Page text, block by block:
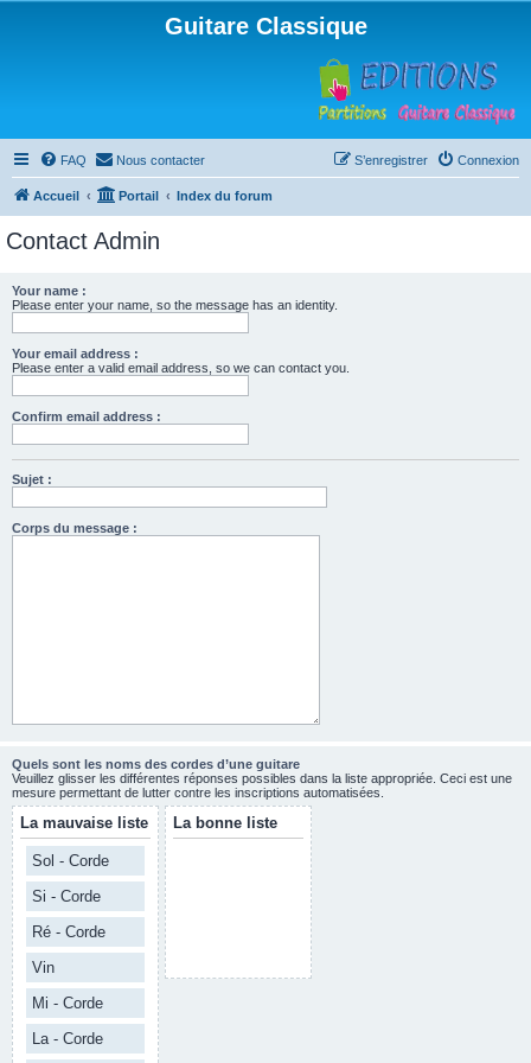
Guitare Classique
FAQ Nous contacter Connexion
S’enregistrer
Accueil Portail Index du forum
Contact Admin
Your name :
Please enter your name, so the message has an identity.
Your email address :
Please enter a valid email address, so we can contact you.
Confirm email address :
Sujet :
Corps du message :
Quels sont les noms des cordes d’une guitare
Veuillez glisser les différentes réponses possibles dans la liste appropriée. Ceci est une
mesure permettant de lutter contre les inscriptions automatisées.
La mauvaise liste
Sol - Corde
Si - Corde
Ré - Corde
Vin
Mi - Corde
La - Corde
La bonne liste